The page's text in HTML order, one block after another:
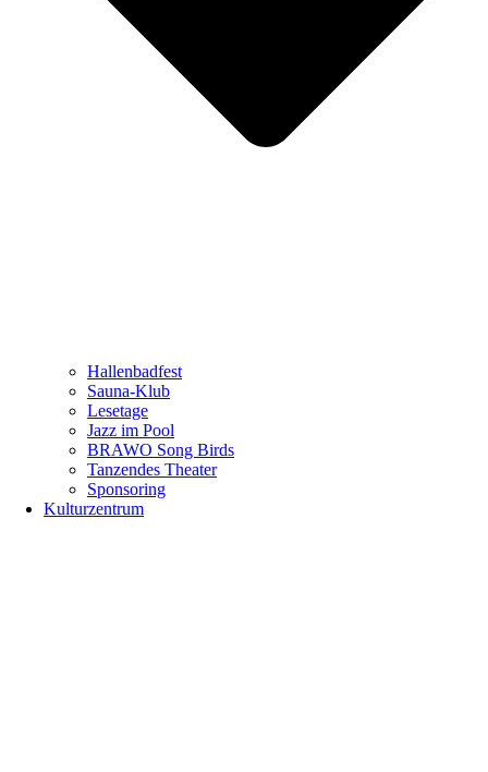
Hallenbadfest
Sauna-Klub
Lesetage
Jazz im Pool
BRAWO Song Birds
Tanzendes Theater
Sponsoring
Kulturzentrum